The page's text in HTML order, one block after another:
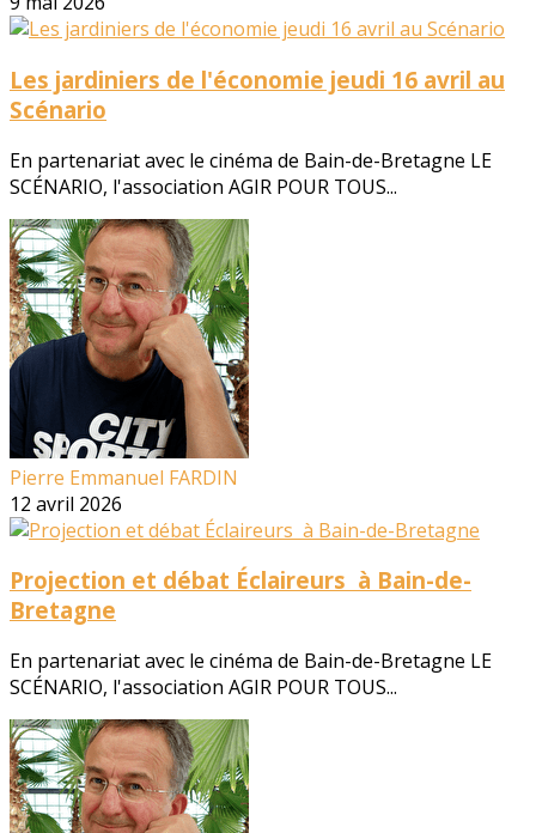
Les jardiniers de l'économie jeudi 16 avril au
Scénario
En partenariat avec le cinéma de Bain-de-Bretagne LE
SCÉNARIO, l'association AGIR POUR TOUS...
Pierre Emmanuel FARDIN
12 avril 2026
Projection et débat Éclaireurs à Bain-de-
Bretagne
En partenariat avec le cinéma de Bain-de-Bretagne LE
SCÉNARIO, l'association AGIR POUR TOUS...